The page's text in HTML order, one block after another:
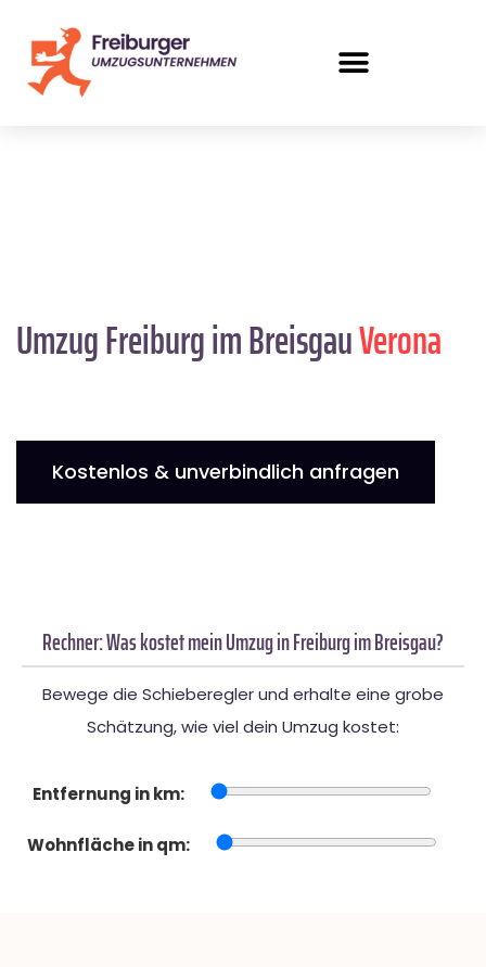
Umzug Freiburg im BreisgauVerona
Kostenlos & unverbindlich anfragen
Rechner: Was kostet mein Umzug in Freiburg im Breisgau?
Bewege die Schieberegler und erhalte eine grobe
Schätzung, wie viel dein Umzug kostet:
Entfernung in km:
Wohnfläche in qm: